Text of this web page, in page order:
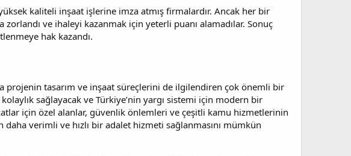
kaliteli inşaat işlerine imza atmış firmalardır. Ancak her bir
ve ihaleyi kazanmak için yeterli puanı alamadılar. Sonuç
hak kazandı.
projenin tasarım ve inşaat süreçlerini de ilgilendiren çok önemli bir
sağlayacak ve Türkiye’nin yargı sistemi için modern bir
için özel alanlar, güvenlik önlemleri ve çeşitli kamu hizmetlerinin
verimli ve hızlı bir adalet hizmeti sağlanmasını mümkün